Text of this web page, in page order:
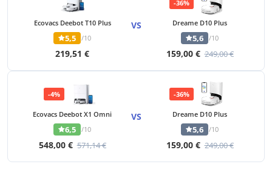
Ecovacs Deebot T10 Plus
5,5 /10
219,51 €
VS
-36%
Dreame D10 Plus
5,6 /10
159,00 € 249,00 €
-4%
Ecovacs Deebot X1 Omni
6,5 /10
548,00 € 571,14 €
VS
-36%
Dreame D10 Plus
5,6 /10
159,00 € 249,00 €